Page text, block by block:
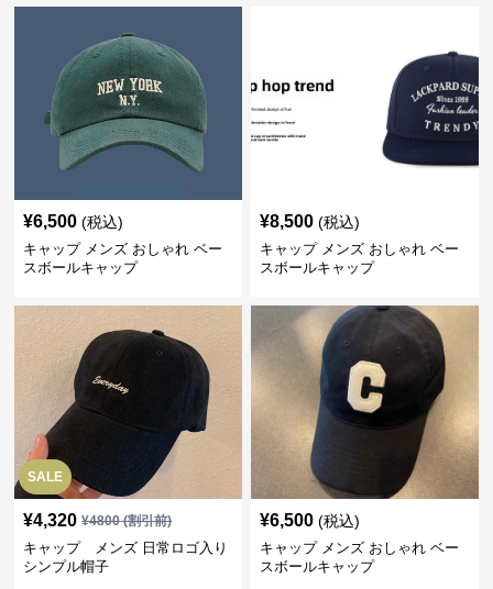
¥6,500 (税込)
キャップ メンズ おしゃれ ベー
スボールキャップ
¥8,500 (税込)
キャップ メンズ おしゃれ ベー
スボールキャップ
SALE
¥4,320 ¥4800(割引前)
キャップ メンズ 日常ロゴ入り
シンプル帽子
¥6,500 (税込)
キャップ メンズ おしゃれ ベー
スボールキャップ